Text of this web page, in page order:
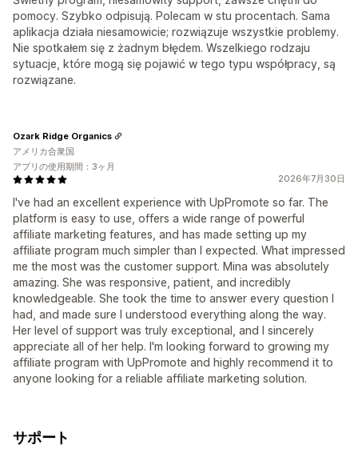
pomocy. Szybko odpisują. Polecam w stu procentach. Sama
aplikacja działa niesamowicie; rozwiązuje wszystkie problemy.
Nie spotkałem się z żadnym błędem. Wszelkiego rodzaju
sytuacje, które mogą się pojawić w tego typu współpracy, są
rozwiązane.
2026年7月30日
I've had an excellent experience with UpPromote so far. The
platform is easy to use, offers a wide range of powerful
affiliate marketing features, and has made setting up my
affiliate program much simpler than I expected. What impressed
me the most was the customer support. Mina was absolutely
amazing. She was responsive, patient, and incredibly
knowledgeable. She took the time to answer every question I
had, and made sure I understood everything along the way.
Her level of support was truly exceptional, and I sincerely
appreciate all of her help. I'm looking forward to growing my
affiliate program with UpPromote and highly recommend it to
anyone looking for a reliable affiliate marketing solution.
Ozark Ridge Organics
アメリカ合衆国
アプリの使用期間：3ヶ月
サポート